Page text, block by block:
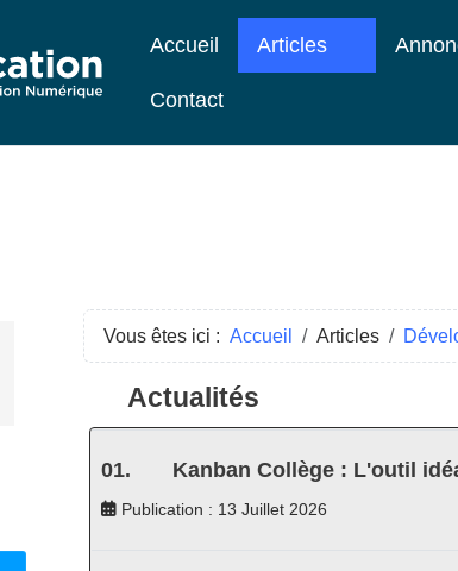
Accueil Articles
Contact
Vous êtes ici : Accueil Articles
Actualités
Kanban Collège : L'outil
Publication : 13 Juillet 2026